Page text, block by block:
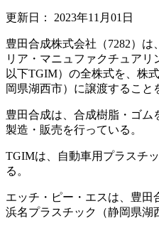
更新日： 2023年11月01日
豊田合成株式会社（7282）
リア・マニュファクチュアリ
以下TGIM）の全株式を、株
岡県湖西市）に譲渡すること
豊田合成は、合成樹脂・ゴ
製造・販売を行っている。
TGIMは、自動車用プラスチ
る。
エッチ・ピー・エスは、豊田
浜名プラスチック（静岡県湖